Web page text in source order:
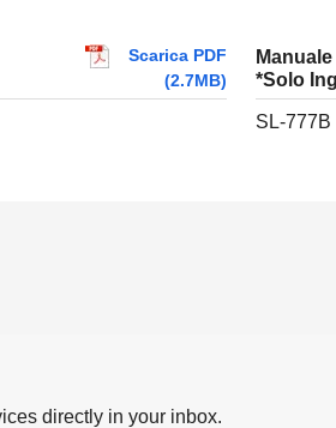
Scarica PDF
(2.7MB)
*Solo
SL-777B
directly in your inbox.